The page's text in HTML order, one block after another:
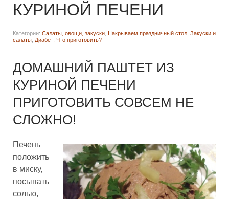
КУРИНОЙ ПЕЧЕНИ
Категории: Салаты, овощи, закуски Накрываем праздничный стол Закуски и
салаты Диабет: Что приготовить?
ДОМАШНИЙ ПАШТЕТ ИЗ
КУРИНОЙ ПЕЧЕНИ
ПРИГОТОВИТЬ СОВСЕМ НЕ
СЛОЖНО!
Печень
положить
в миску,
посыпать
солью,